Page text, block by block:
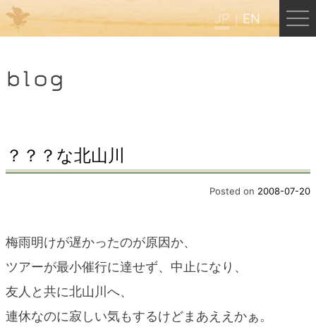
JP EN
HOME
くまのバックパッカーズ
くまのエクスペリエンス
blog
blog
？？？な北山川
Posted on 2008-07-20
梅雨明けが遅かったのが原因か、
ツアーが最小催行に達せず、中止になり、
友人と共に北山川へ、
連休なのに寂しい気もするけどまあええかぁ。